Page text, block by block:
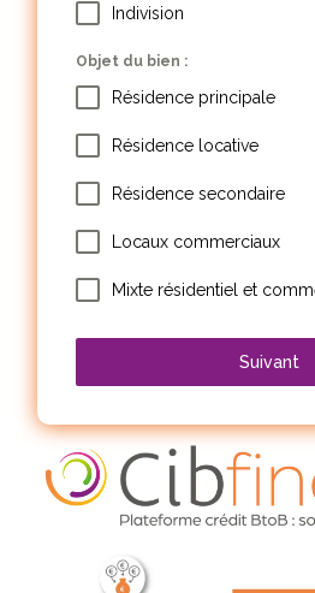
Indivision
Objet du bien :
Résidence principale
Résidence locative
Résidence secondaire
Locaux commerciaux
Mixte résidentiel et
Suivant